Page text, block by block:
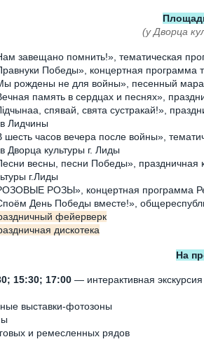
(у Дворца
завещано помнить!», тематическая
Победы», концертная программа
рождены не для войны», песенный
память в сердцах и песнях»,
спявай, свята сустракай!»,
Лидчины
часов вечера после войны»,
Дворца культуры г. Лиды
весны, песни Победы», праздничная
г.Лиды
РОЗЫ», концертная программа
День Победы вместе!»,
фейерверк
дискотека
На
15:30; 17:00 — интерактивная
выставки-фотозоны
и ремесленных рядов